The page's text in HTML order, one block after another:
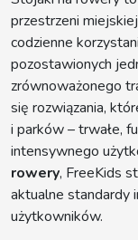
przestrzeni
codzienne
pozostawionych
zrównoważonego
się rozwiązania,
i parków – trwałe,
intensywnego
rowery, FreeKids
aktualne standardy
użytkowników.